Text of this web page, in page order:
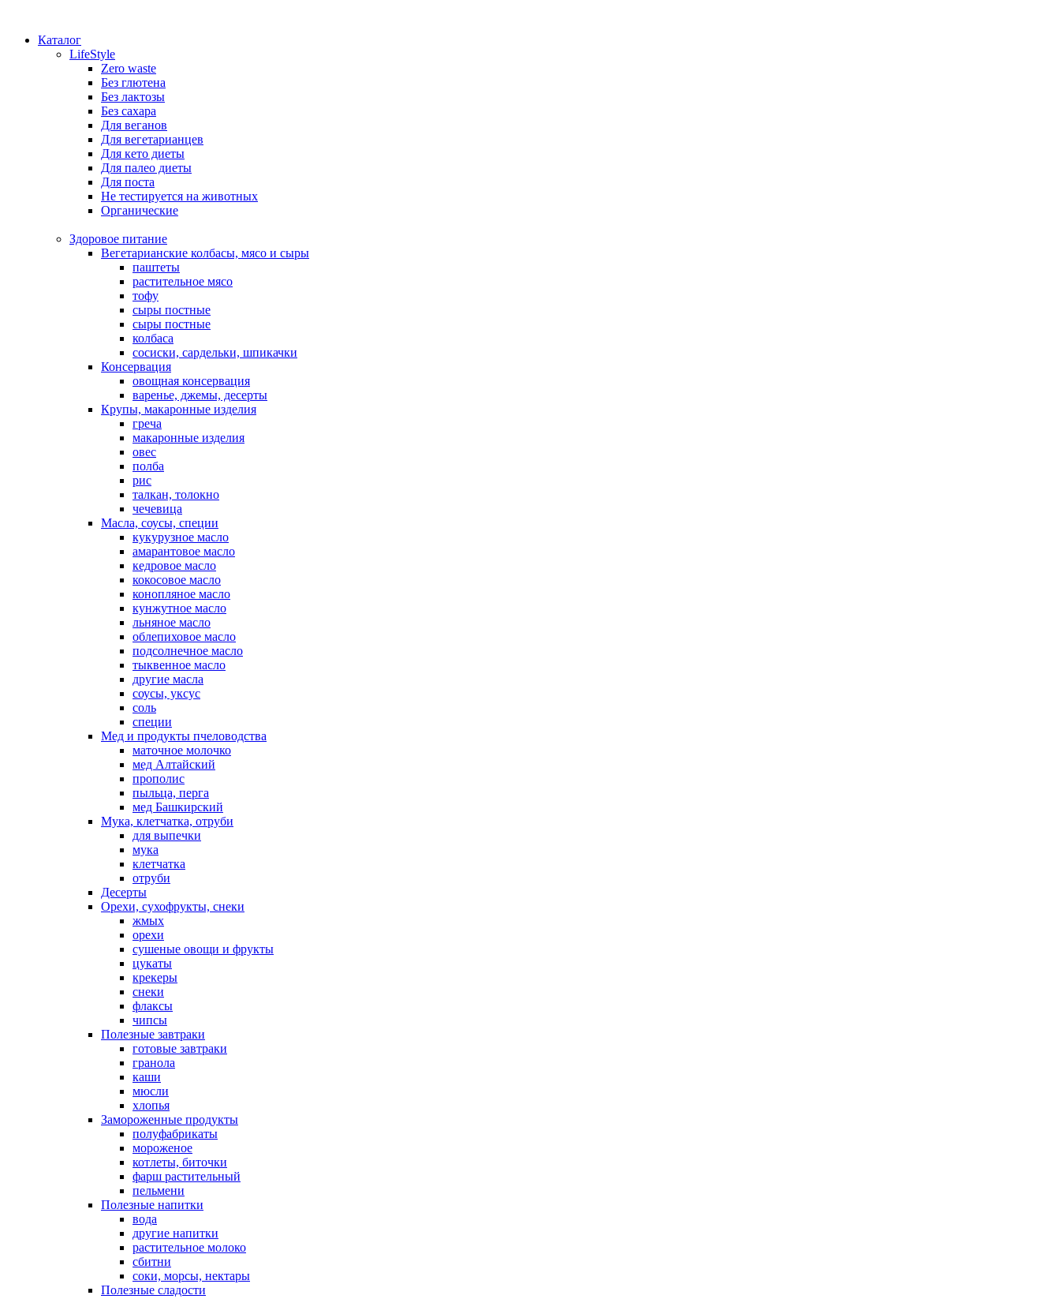
Каталог
LifeStyle
Zero waste
Без глютена
Без лактозы
Без сахара
Для веганов
Для вегетарианцев
Для кето диеты
Для палео диеты
Для поста
Не тестируется на животных
Органические
Здоровое питание
Вегетарианские колбасы, мясо и сыры
паштеты
растительное мясо
тофу
сыры постные
сыры постные
колбаса
сосиски, сардельки, шпикачки
Консервация
овощная консервация
варенье, джемы, десерты
Крупы, макаронные изделия
греча
макаронные изделия
овес
полба
рис
талкан, толокно
чечевица
Масла, соусы, специи
кукурузное масло
амарантовое масло
кедровое масло
кокосовое масло
конопляное масло
кунжутное масло
льняное масло
облепиховое масло
подсолнечное масло
тыквенное масло
другие масла
соусы, уксус
соль
специи
Мед и продукты пчеловодства
маточное молочко
мед Алтайский
прополис
пыльца, перга
мед Башкирский
Мука, клетчатка, отруби
для выпечки
мука
клетчатка
отруби
Десерты
Орехи, сухофрукты, снеки
жмых
орехи
сушеные овощи и фрукты
цукаты
крекеры
снеки
флаксы
чипсы
Полезные завтраки
готовые завтраки
гранола
каши
мюсли
хлопья
Замороженные продукты
полуфабрикаты
мороженое
котлеты, биточки
фарш растительный
пельмени
Полезные напитки
вода
другие напитки
растительное молоко
сбитни
соки, морсы, нектары
Полезные сладости